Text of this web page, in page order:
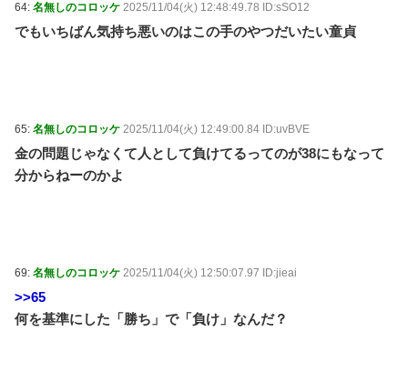
64: 名無しのコロッケ 2025/11/04(火) 12:48:49.78 ID:sSO12
でもいちばん気持ち悪いのはこの手のやつだいたい童貞
65: 名無しのコロッケ 2025/11/04(火) 12:49:00.84 ID:uvBVE
金の問題じゃなくて人として負けてるってのが38にもなって
分からねーのかよ
69: 名無しのコロッケ 2025/11/04(火) 12:50:07.97 ID:jieai
>>65
何を基準にした「勝ち」で「負け」なんだ？